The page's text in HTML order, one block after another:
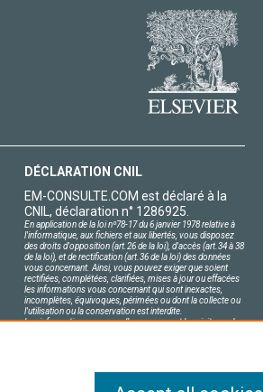
DÉCLARATION CNIL
EM-CONSULTE.COM est déclaré à la
CNIL, déclaration n° 1286925.
En application de la loi nº78-17 du 6 janvier 1978 relative à
l'informatique, aux fichiers et aux libertés, vous disposez
des droits d'opposition (art.26 de la loi), d'accès (art.34 à 38
de la loi), et de rectification (art.36 de la loi) des données
vous concernant. Ainsi, vous pouvez exiger que soient
rectifiées, complétées, clarifiées, mises à jour ou effacées
les informations vous concernant qui sont inexactes,
incomplètes, équivoques, périmées ou dont la collecte ou
l'utilisation ou la conservation est interdite.
Les informations personnelles concernant les visiteurs de